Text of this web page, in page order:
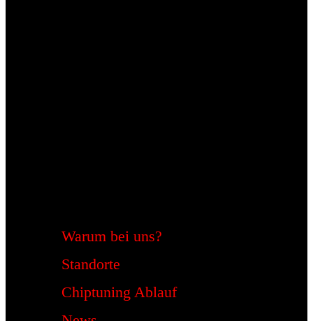
Warum bei uns?
Standorte
Chiptuning Ablauf